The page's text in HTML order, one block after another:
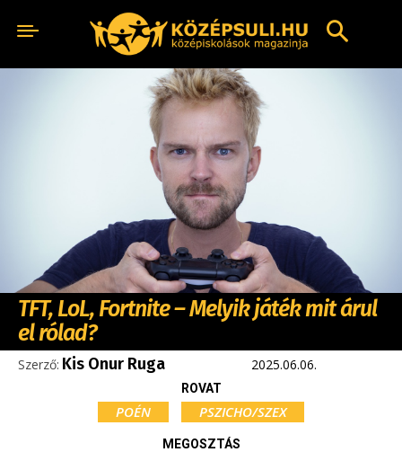
TFT, LoL, Fortnite – Melyik játék mit árul
el rólad?
Szerző: Kis Onur Ruga 2025.06.06.
ROVAT
POÉN PSZICHO/SZEX
MEGOSZTÁS